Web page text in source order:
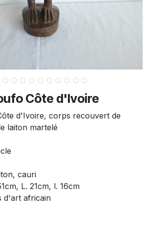
Côte d'Ivoire
d'Ivoire, corps recouvert de
laiton martelé
cauri
L. 21cm, l. 16cm
d'art africain